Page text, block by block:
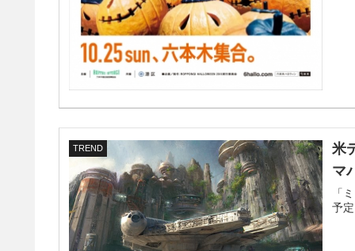
TREND
米
マ
「
予